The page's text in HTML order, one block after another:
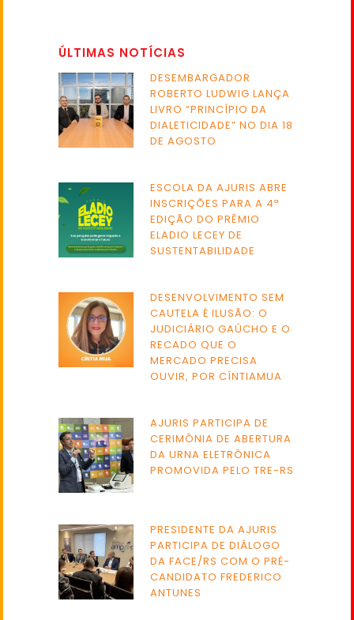
ÚLTIMAS NOTÍCIAS
DESEMBARGADOR
ROBERTO LUDWIG LANÇA
LIVRO “PRINCÍPIO DA
DIALETICIDADE” NO DIA 18
DE AGOSTO
ESCOLA DA AJURIS ABRE
INSCRIÇÕES PARA A 4ª
EDIÇÃO DO PRÊMIO
ELADIO LECEY DE
SUSTENTABILIDADE
DESENVOLVIMENTO SEM
CAUTELA É ILUSÃO: O
JUDICIÁRIO GAÚCHO E O
RECADO QUE O
MERCADO PRECISA
OUVIR, POR CÍNTIAMUA
AJURIS PARTICIPA DE
CERIMÔNIA DE ABERTURA
DA URNA ELETRÔNICA
PROMOVIDA PELO TRE-RS
PRESIDENTE DA AJURIS
PARTICIPA DE DIÁLOGO
DA FACE/RS COM O PRÉ-
CANDIDATO FREDERICO
ANTUNES